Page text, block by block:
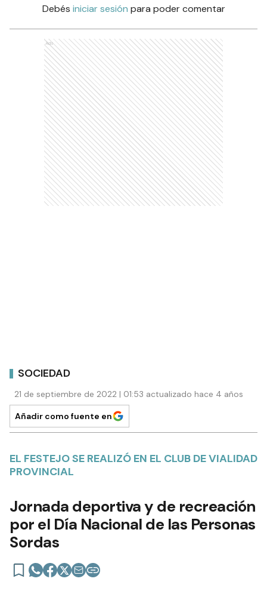
Debés iniciar sesión para poder comentar
Ads
SOCIEDAD
21 de septiembre de 2022 | 01:53 actualizado hace 4 años
Añadir como fuente en
EL FESTEJO SE REALIZÓ EN EL CLUB DE VIALIDAD
PROVINCIAL
Jornada deportiva y de recreación
por el Día Nacional de las Personas
Sordas